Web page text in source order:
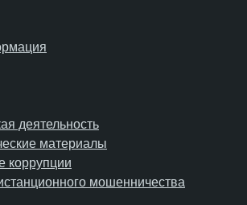
деятельность
материалы
коррупции
мошенничества